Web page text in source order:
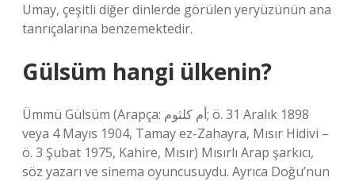
Umay, çeşitli diğer dinlerde görülen yeryüzünün ana
tanrıçalarına benzemektedir.
Gülsüm hangi ülkenin?
Ümmü Gülsüm (Arapça: أم كلثوم; ö. 31 Aralık 1898
veya 4 Mayıs 1904, Tamay ez-Zahayra, Mısır Hidivi –
ö. 3 Şubat 1975, Kahire, Mısır) Mısırlı Arap şarkıcı,
söz yazarı ve sinema oyuncusuydu. Ayrıca Doğu’nun